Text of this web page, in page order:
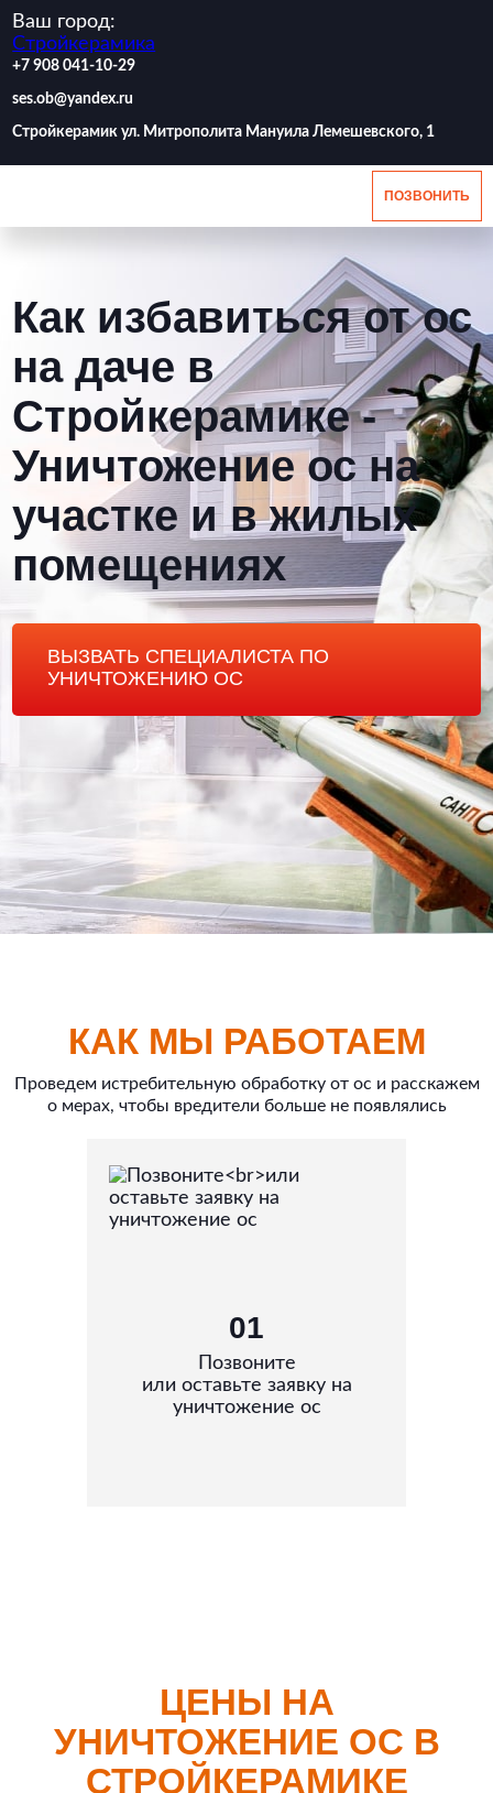
Ваш город:
Стройкерамика
‪+7 908 041-10-29
ses.ob@yandex.ru
Стройкерамик ул. Митрополита Мануила Лемешевского, 1
ПОЗВОНИТЬ
Как избавиться от ос
на даче в
Стройкерамике -
Уничтожение ос на
участке и в жилых
помещениях
ВЫЗВАТЬ СПЕЦИАЛИСТА ПО
УНИЧТОЖЕНИЮ ОС
КАК МЫ РАБОТАЕМ
Проведем истребительную обработку от ос и расскажем
о мерах, чтобы вредители больше не появлялись
01
Позвоните
или оставьте заявку на
уничтожение ос
ЦЕНЫ НА
УНИЧТОЖЕНИЕ ОС В
СТРОЙКЕРАМИКЕ